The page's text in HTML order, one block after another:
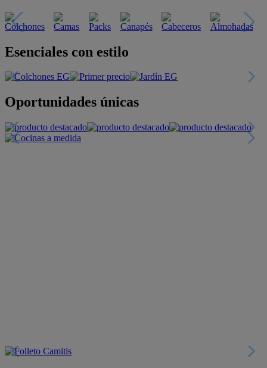
Esenciales con estilo
Oportunidades únicas